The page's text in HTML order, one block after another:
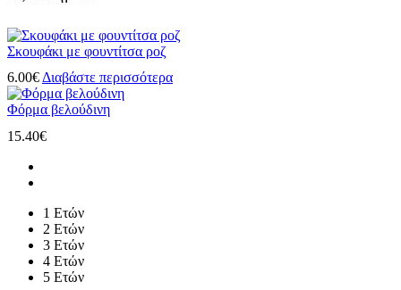
Σκουφάκι με φουντίτσα ροζ
6.00€Διαβάστε περισσότερα
Φόρμα βελούδινη
15.40€
1 Ετών
2 Ετών
3 Ετών
4 Ετών
5 Ετών